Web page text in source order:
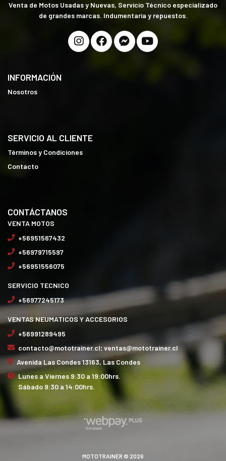
Venta de Motos Usadas y Nuevas, Servicio Técnico especializado
de grandes marcas. Indumentaria y repuestos.
INFORMACIÓN
Nosotros
SERVICIO AL CLIENTE
Términos y Condiciones
Contacto
CONTÁCTANOS
VENTA MOTOS
+56951567432
+56979715597
+56951556075
SERVICIO TECNICO
+56977245173
VENTAS NEUMATICOS Y ACCESORIOS
+56991289495
contacto@mototrainer.cl; ventas@mototrainer.cl
Avenida Las Condes 13163, Las Condes
Lunes a Viernes 9:30 a 19:00hrs.
Sábado 9:30 a 14:00hrs.
MOTOTRAINER © 2026